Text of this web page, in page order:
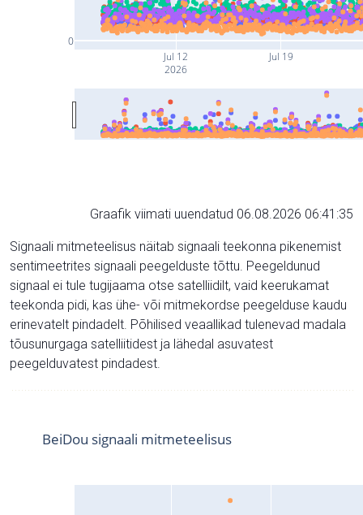
Jul 12
2026
Jul 19
0
Graafik viimati uuendatud 06.08.2026 06:41:35
Signaali mitmeteelisus näitab signaali teekonna pikenemist
sentimeetrites signaali peegelduste tõttu. Peegeldunud
signaal ei tule tugijaama otse satelliidilt, vaid keerukamat
teekonda pidi, kas ühe- või mitmekordse peegelduse kaudu
erinevatelt pindadelt. Põhilised veaallikad tulenevad madala
tõusunurgaga satelliitidest ja lähedal asuvatest
peegelduvatest pindadest.
BeiDou signaali mitmeteelisus